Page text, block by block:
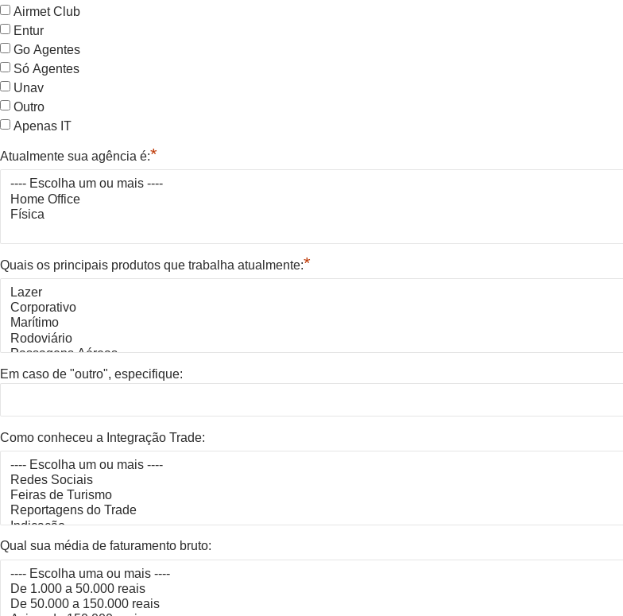
Airmet Club
Entur
Go Agentes
Só Agentes
Unav
Outro
Apenas IT
Atualmente sua agência é:*
Quais os principais produtos que trabalha atualmente:*
Em caso de "outro", especifique:
Como conheceu a Integração Trade:
Qual sua média de faturamento bruto: